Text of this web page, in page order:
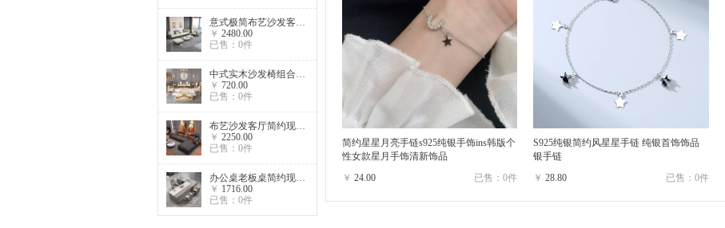
意式极简布艺沙发客厅小户型现代简约免洗科技布直排轻奢网红家具
￥ 2480.00
已售：0件
中式实木沙发椅组合白蜡木罗汉床小户型客厅轻奢禅意原木色家具
￥ 720.00
已售：0件
布艺沙发客厅简约现代免洗科技布大小户型侘寂风轻奢北欧乳胶家具
￥ 2250.00
已售：0件
办公桌老板桌简约现代大气总裁桌办公家具大班台经理桌椅组合
￥ 1716.00
已售：0件
简约星星月亮手链s925纯银手饰ins韩版个
性女款星月手饰清新饰品
￥ 24.00 已售：0件
S925纯银简约风星星手链 纯银首饰饰品
银手链
￥ 28.80 已售：0件